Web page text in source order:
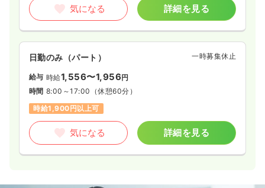
気になる 詳細を見る
日勤のみ（パート） 一時募集休止
給与 時給1,556〜1,956円
時間 8:00～17:00 （休憩60分）
時給1,900円以上可
気になる 詳細を見る